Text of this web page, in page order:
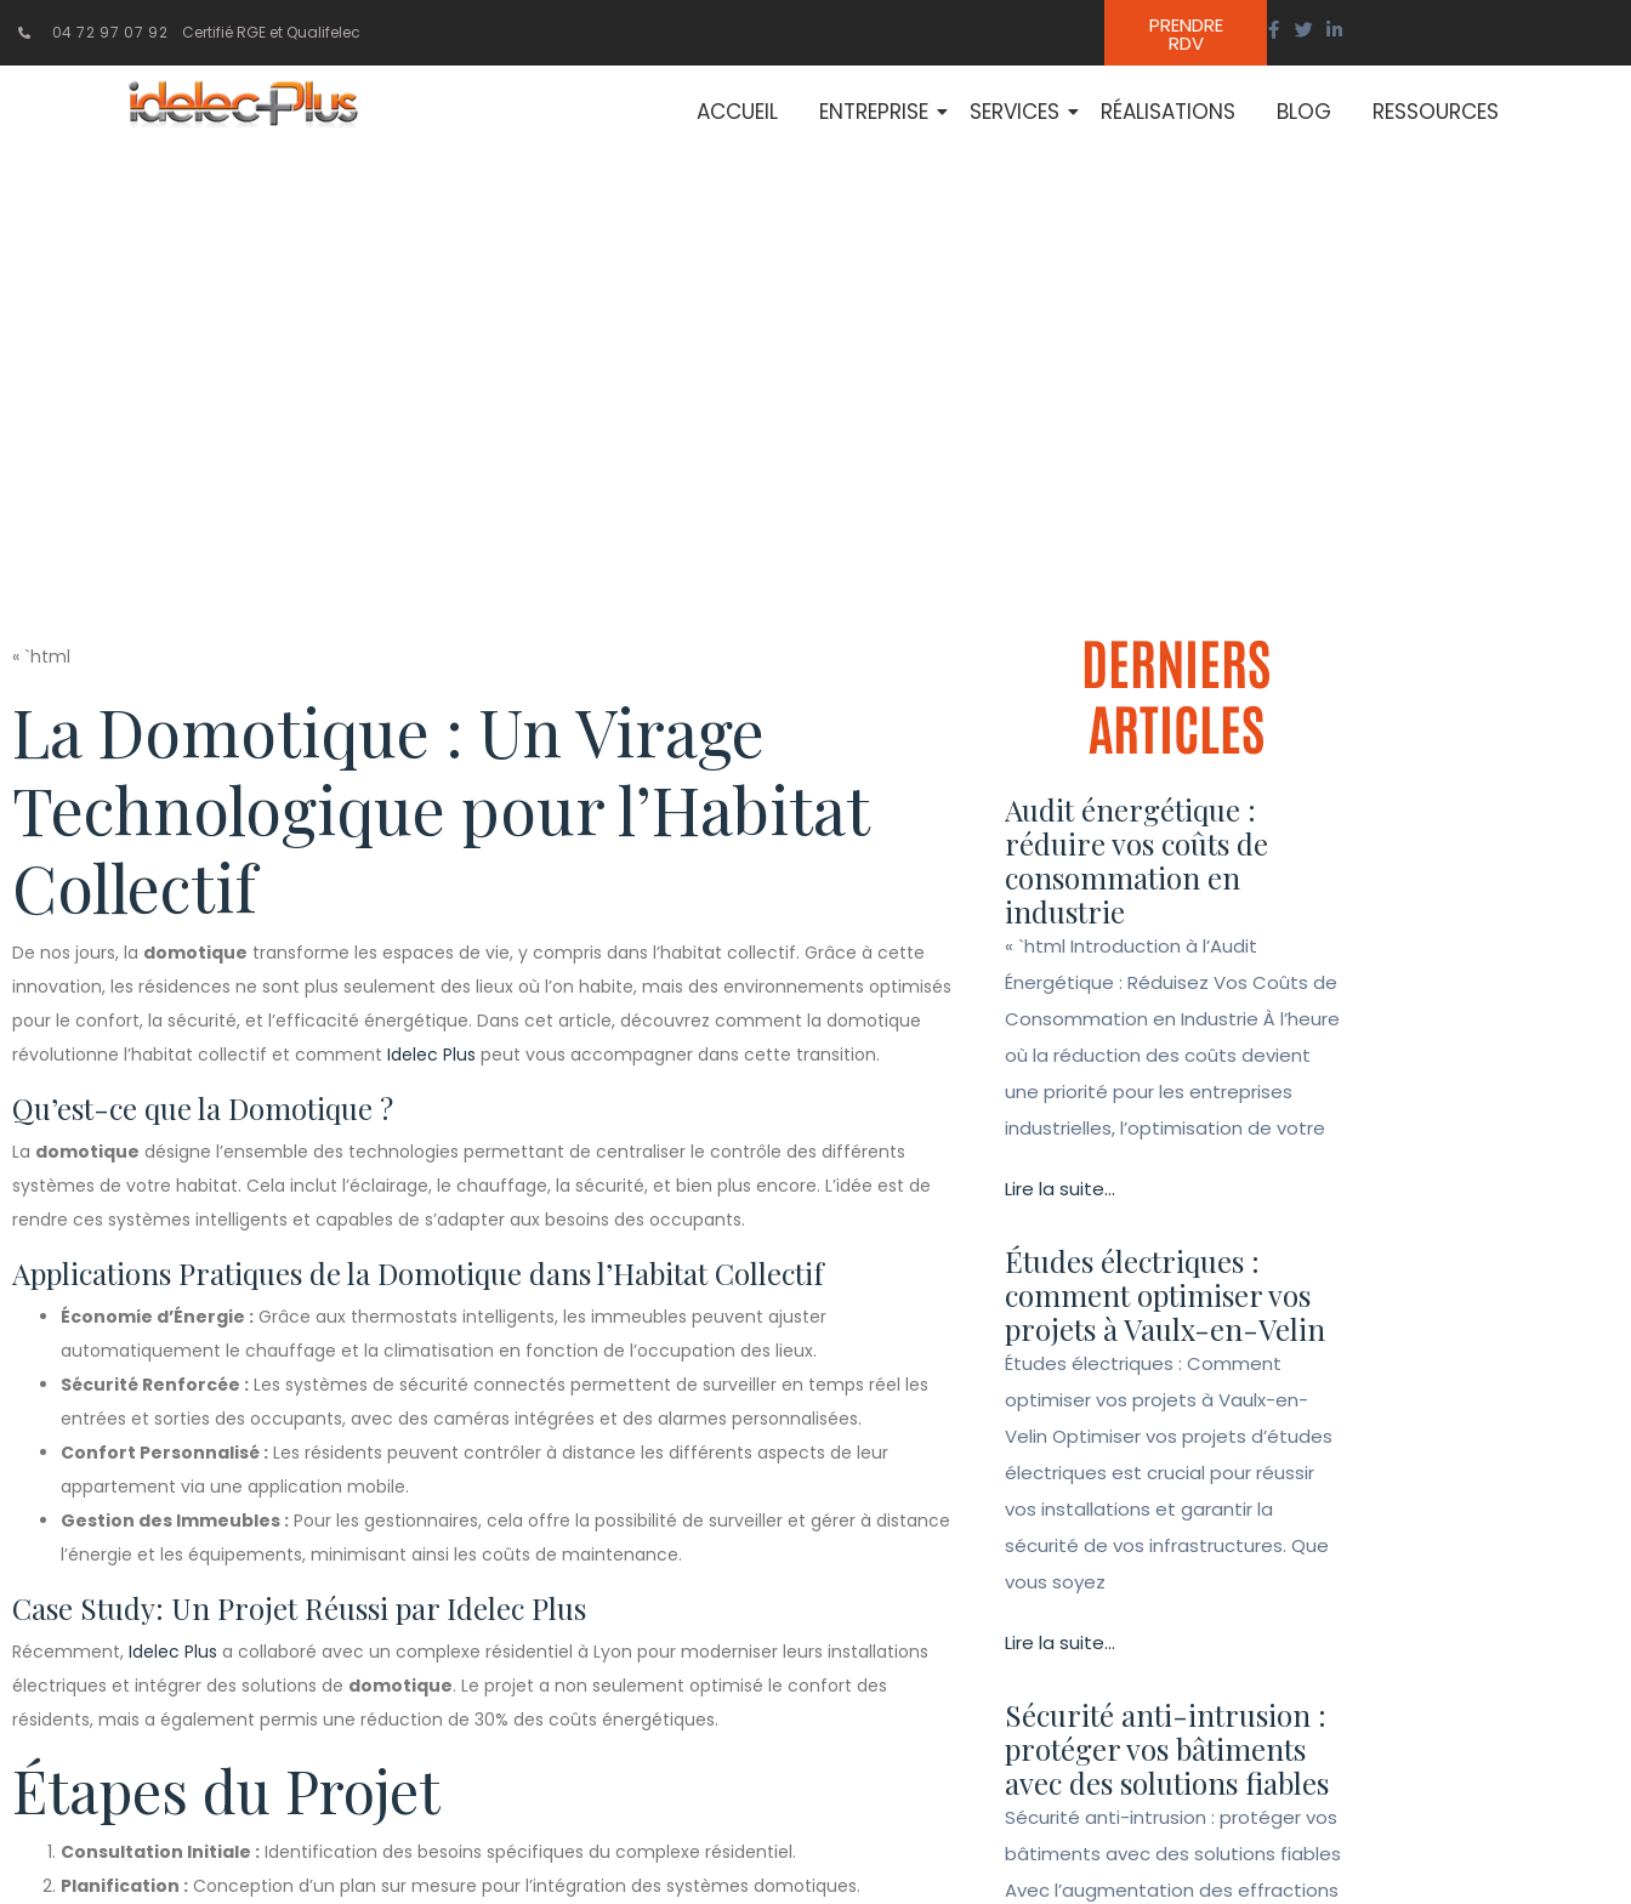
04 72 97 07 92 Certifié RGE et Qualifelec PRENDRE
RDV
ACCUEIL ENTREPRISE SERVICES RÉALISATIONS BLOG RESSOURCES
« `html
La Domotique : Un Virage
Technologique pour l’Habitat
Collectif
De nos jours, la domotique transforme les espaces de vie, y compris dans l’habitat collectif. Grâce à cette
innovation, les résidences ne sont plus seulement des lieux où l’on habite, mais des environnements optimisés
pour le confort, la sécurité, et l’efficacité énergétique. Dans cet article, découvrez comment la domotique
révolutionne l’habitat collectif et comment Idelec Plus peut vous accompagner dans cette transition.
Qu’est-ce que la Domotique ?
La domotique désigne l’ensemble des technologies permettant de centraliser le contrôle des différents
systèmes de votre habitat. Cela inclut l’éclairage, le chauffage, la sécurité, et bien plus encore. L’idée est de
rendre ces systèmes intelligents et capables de s’adapter aux besoins des occupants.
Applications Pratiques de la Domotique dans l’Habitat Collectif
Économie d’Énergie : Grâce aux thermostats intelligents, les immeubles peuvent ajuster
automatiquement le chauffage et la climatisation en fonction de l’occupation des lieux.
Sécurité Renforcée : Les systèmes de sécurité connectés permettent de surveiller en temps réel les
entrées et sorties des occupants, avec des caméras intégrées et des alarmes personnalisées.
Confort Personnalisé : Les résidents peuvent contrôler à distance les différents aspects de leur
appartement via une application mobile.
Gestion des Immeubles : Pour les gestionnaires, cela offre la possibilité de surveiller et gérer à distance
l’énergie et les équipements, minimisant ainsi les coûts de maintenance.
Case Study: Un Projet Réussi par Idelec Plus
Récemment, Idelec Plus a collaboré avec un complexe résidentiel à Lyon pour moderniser leurs installations
électriques et intégrer des solutions de domotique. Le projet a non seulement optimisé le confort des
résidents, mais a également permis une réduction de 30% des coûts énergétiques.
Étapes du Projet
Consultation Initiale : Identification des besoins spécifiques du complexe résidentiel.
Planification : Conception d’un plan sur mesure pour l’intégration des systèmes domotiques.
DERNIERS
ARTICLES
Audit énergétique :
réduire vos coûts de
consommation en
industrie
« `html Introduction à l’Audit
Énergétique : Réduisez Vos Coûts de
Consommation en Industrie À l’heure
où la réduction des coûts devient
une priorité pour les entreprises
industrielles, l’optimisation de votre
Lire la suite...
Études électriques :
comment optimiser vos
projets à Vaulx-en-Velin
Études électriques : Comment
optimiser vos projets à Vaulx-en-
Velin Optimiser vos projets d’études
électriques est crucial pour réussir
vos installations et garantir la
sécurité de vos infrastructures. Que
vous soyez
Lire la suite...
Sécurité anti-intrusion :
protéger vos bâtiments
avec des solutions fiables
Sécurité anti-intrusion : protéger vos
bâtiments avec des solutions fiables
Avec l’augmentation des effractions